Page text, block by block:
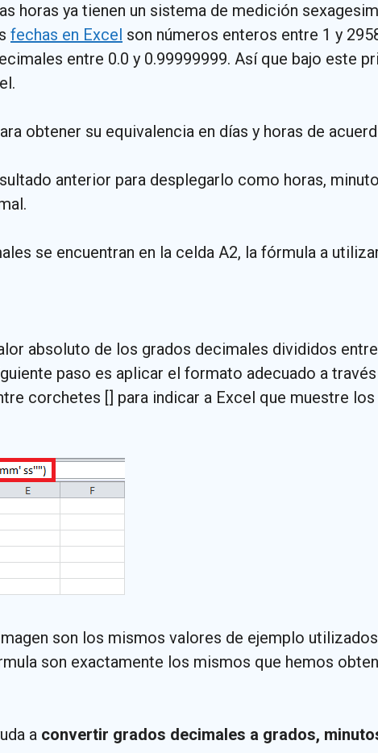
horas ya tienen un sistema de medición
fechas en Excel son números enteros entre 1 y
entre 0.0 y 0.99999999. Así que bajo este
obtener su equivalencia en días y horas de
anterior para desplegarlo como horas,
se encuentran en la celda A2, la fórmula a
absoluto de los grados decimales divididos
paso es aplicar el formato adecuado a
corchetes [] para indicar a Excel que muestre
son los mismos valores de ejemplo
son exactamente los mismos que hemos
a convertir grados decimales a grados,